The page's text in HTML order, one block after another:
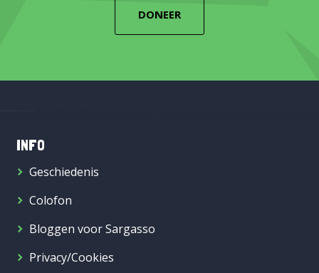
DONEER
INFO
Geschiedenis
Colofon
Bloggen voor Sargasso
Privacy/Cookies